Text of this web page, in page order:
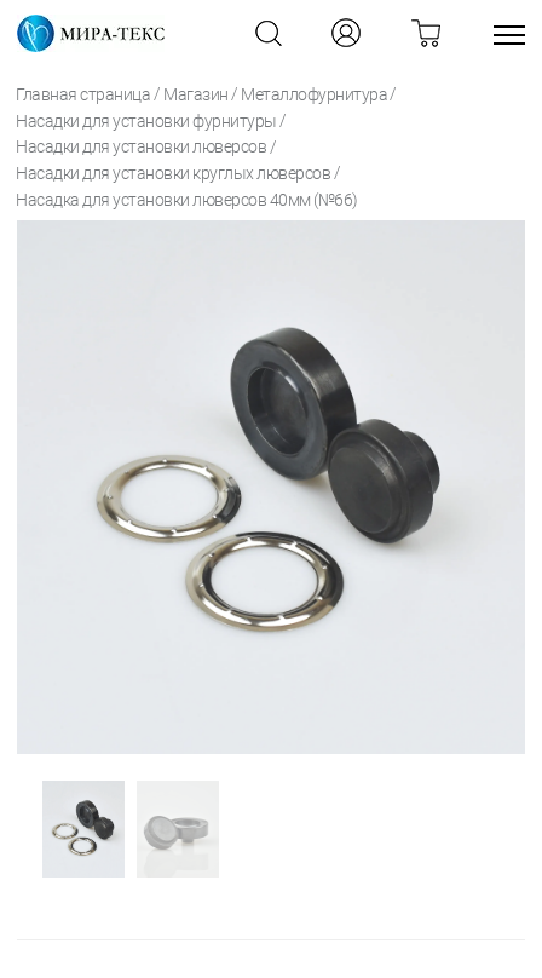
Главная страница / Магазин / Металлофурнитура /
Насадки для установки фурнитуры /
Насадки для установки люверсов /
Насадки для установки круглых люверсов/
Насадка для установки люверсов 40мм (№66)